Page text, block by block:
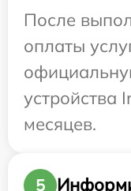
После
оплаты
устройства
месяцев.
5